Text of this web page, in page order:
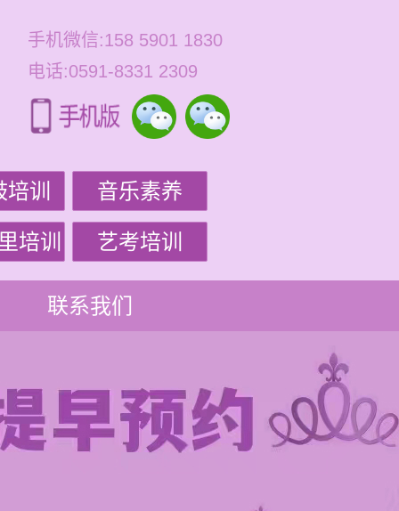
手机微信:158 5901 1830
电话:0591-8331 2309
训 音乐素养
培训 艺考培训
联系我们